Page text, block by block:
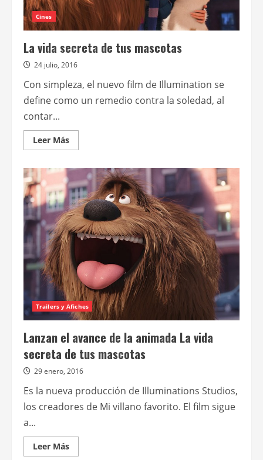
Cines
La vida secreta de tus mascotas
24 julio, 2016
Con simpleza, el nuevo film de Illumination se
define como un remedio contra la soledad, al
contar...
Leer MásLeer
más
La
vida
secreta
de
tus
mascotas
Trailers y Afiches
Lanzan el avance de la animada La vida
secreta de tus mascotas
29 enero, 2016
Es la nueva producción de Illuminations Studios,
los creadores de Mi villano favorito. El film sigue
a...
Leer MásLeer
más